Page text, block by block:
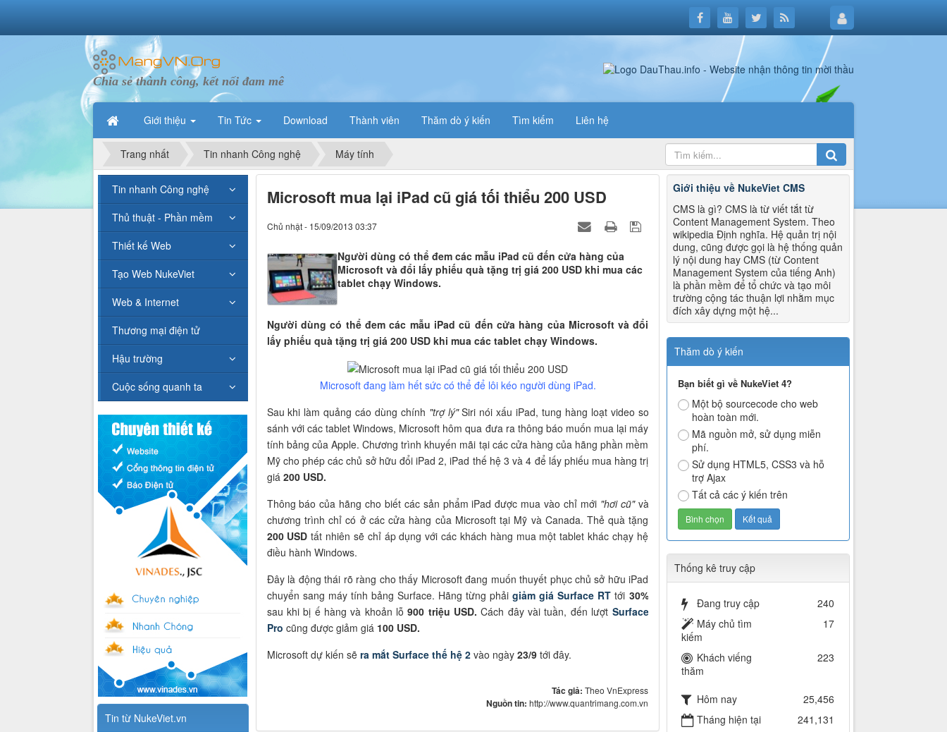
Chia sẻ thành công, kết nối đam mê
Giới thiệu Tin Tức Download Thành viên Thăm dò ý kiến Tìm kiếm Liên hệ
Trang nhất Tin nhanh Công nghệ Máy tính
Microsoft mua lại iPad cũ giá tối thiểu 200 USD
Chủ nhật - 15/09/2013 03:37
Người dùng có thể đem các mẫu iPad cũ đến cửa hàng của
Microsoft và đổi lấy phiếu quà tặng trị giá 200 USD khi mua các
tablet chạy Windows.
Người dùng có thể đem các mẫu iPad cũ đến cửa hàng của Microsoft và đổi
lấy phiếu quà tặng trị giá 200 USD khi mua các tablet chạy Windows.
Microsoft đang làm hết sức có thể để lôi kéo người dùng iPad.
Sau khi làm quảng cáo dùng chính "trợ lý"Siri nói xấu iPad, tung hàng loạt video so
sánh với các tablet Windows, Microsoft hôm qua đưa ra thông báo muốn mua lại máy
tính bảng của Apple. Chương trình khuyến mãi tại các cửa hàng của hãng phần mềm
Mỹ cho phép các chủ sở hữu đổi iPad 2, iPad thế hệ 3 và 4 để lấy phiếu mua hàng trị
giá 200 USD.
Thông báo của hãng cho biết các sản phẩm iPad được mua vào chỉ mới "hơi cũ"và
chương trình chỉ có ở các cửa hàng của Microsoft tại Mỹ và Canada. Thẻ quà tặng
200 USD tất nhiên sẽ chỉ áp dụng với các khách hàng mua một tablet khác chạy hệ
điều hành Windows.
Đây là động thái rõ ràng cho thấy Microsoft đang muốn thuyết phục chủ sở hữu iPad
chuyển sang máy tính bảng Surface. Hãng từng phảigiảm giá Surface RT tới 30%
sau khi bị ế hàng và khoản lỗ900 triệu USD. Cách đây vài tuần, đến lượt Surface
Pro cũng được giảm giá 100 USD.
Microsoft dự kiến sẽ ra mắt Surface thế hệ 2vào ngày 23/9tới đây.
Tác giả:Theo VnExpress
Nguồn tin:http://www.quantrimang.com.vn
Giới thiệu về NukeViet CMS
CMS là gì? CMS là từ viết tắt từ
Content Management System. Theo
wikipedia Định nghĩa. Hệ quản trị nội
dung, cũng được gọi là hệ thống quản
lý nội dung hay CMS (từ Content
Management System của tiếng Anh)
là phần mềm để tổ chức và tạo môi
trường cộng tác thuận lợi nhằm mục
đích xây dựng một hệ...
Thăm dò ý kiến
Bạn biết gì về NukeViet 4?
Một bộ sourcecode cho web
hoàn toàn mới.
Mã nguồn mở, sử dụng miễn
phí.
Sử dụng HTML5, CSS3 và hỗ
trợ Ajax
Tất cả các ý kiến trên
Thống kê truy cập
Đang truy cập
240
Máy chủ tìm
kiếm
17
Khách viếng
thăm
223
Hôm nay
25,456
Tháng hiện tại
241,131
Tin nhanh Công nghệ
Thủ thuật - Phần mềm
Thiết kế Web
Tạo Web NukeViet
Web & Internet
Thương mại điện tử
Hậu trường
Cuộc sống quanh ta
Tin từ NukeViet.vn